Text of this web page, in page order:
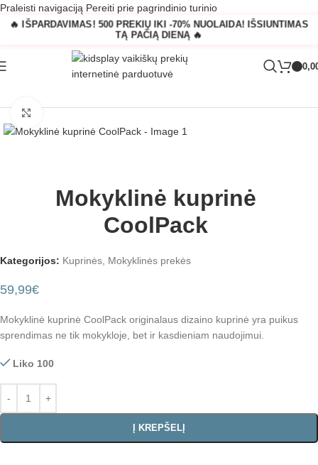
Praleisti navigaciją Pereiti prie pagrindinio turinio
🔥 IŠPARDAVIMAS! 500 PREKIŲ IKI -70% NUOLAIDA! IŠSIUNTIMAS
TĄ PAČIĄ DIENĄ 🔥
Parduotuvė»Mokyklinė kuprinė CoolPack
Mokyklinė kuprinė
CoolPack
Kategorijos: Kuprinės, Mokyklinės prekės
59,99€
Mokyklinė kuprinė CoolPack originalaus dizaino kuprinė yra puikus
sprendimas ne tik mokykloje, bet ir kasdieniam naudojimui.
Liko 100
Į KREPŠELĮ